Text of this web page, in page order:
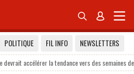
 
POLITIQUE FIL INFO
NEWSLETTERS
devrait accélérer la tendance vers des semaines